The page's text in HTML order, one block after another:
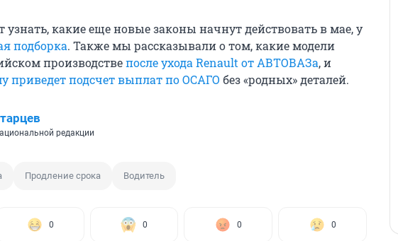
узнать, какие еще новые законы начнут действовать в мае, у
подборка. Также мы рассказывали о том, какие модели
производствепосле ухода Renault от АВТОВАЗа, и
приведет подсчет выплат по ОСАГО без «родных» деталей.
редакции
Продление срока Водитель
0 0 0 0